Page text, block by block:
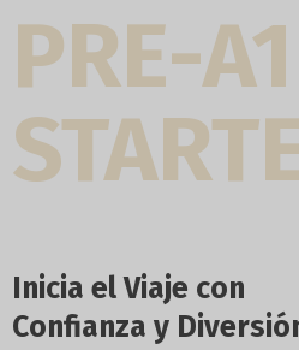
PRE-A1
Inicia el Viaje con
Confianza y